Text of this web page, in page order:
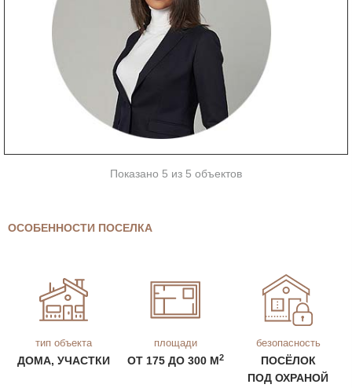
Показано 5 из 5 объектов
ОСОБЕННОСТИ ПОСЕЛКА
тип объекта
ДОМА, УЧАСТКИ
площади
ОТ 175 ДО 300 М2
безопасность
ПОСЁЛОК
ПОД ОХРАНОЙ